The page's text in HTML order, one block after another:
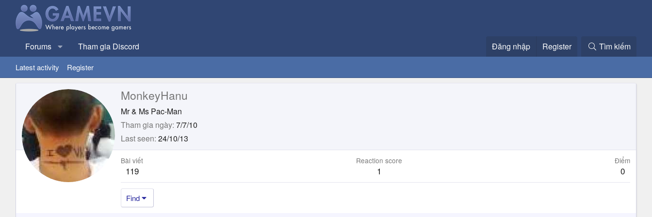
Forums Tham gia Discord Đăng nhập Register Tìm kiếm
Latest activity Register
MonkeyHanu
Mr & Ms Pac-Man
Tham gia ngày 7/7/10
Last seen 24/10/13
Bài viết
119
Reaction score
1
Điểm
0
Find